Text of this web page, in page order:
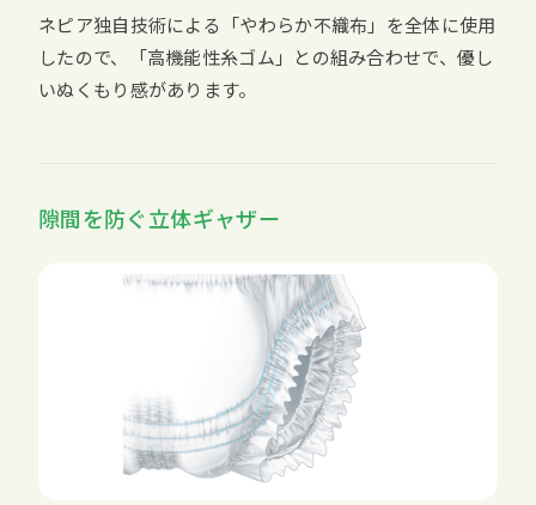
ネピア独自技術による「やわらか不織布」を全体に使用
したので、「高機能性糸ゴム」との組み合わせで、優し
いぬくもり感があります。
隙間を防ぐ立体ギャザー